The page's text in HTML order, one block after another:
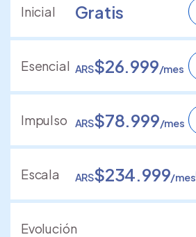
Inicial Gratis
Esencial ARS$26.999/mes
Impulso ARS$78.999/mes
Escala ARS$234.999/mes
Evolución